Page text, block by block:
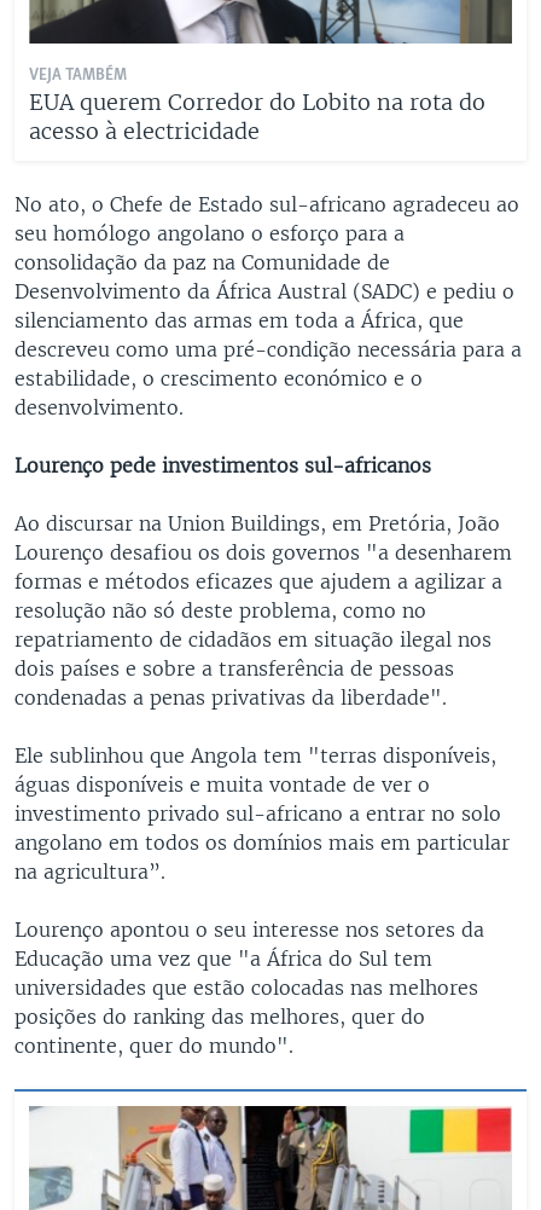
VEJA TAMBÉM
EUA querem Corredor do Lobito na rota do
acesso à electricidade
No ato, o Chefe de Estado sul-africano agradeceu ao
seu homólogo angolano o esforço para a
consolidação da paz na Comunidade de
Desenvolvimento da África Austral (SADC) e pediu o
silenciamento das armas em toda a África, que
descreveu como uma pré-condição necessária para a
estabilidade, o crescimento económico e o
desenvolvimento.
Lourenço pede investimentos sul-africanos
Ao discursar na Union Buildings, em Pretória, João
Lourenço desafiou os dois governos "a desenharem
formas e métodos eficazes que ajudem a agilizar a
resolução não só deste problema, como no
repatriamento de cidadãos em situação ilegal nos
dois países e sobre a transferência de pessoas
condenadas a penas privativas da liberdade".
Ele sublinhou que Angola tem "terras disponíveis,
águas disponíveis e muita vontade de ver o
investimento privado sul-africano a entrar no solo
angolano em todos os domínios mais em particular
na agricultura”.
Lourenço apontou o seu interesse nos setores da
Educação uma vez que "a África do Sul tem
universidades que estão colocadas nas melhores
posições do ranking das melhores, quer do
continente, quer do mundo".